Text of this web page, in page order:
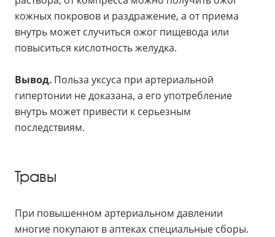
кожных покровов и раздражение, а от приема
внутрь может случиться ожог пищевода или
повыситься кислотность желудка.
Вывод. Польза уксуса при артериальной
гипертонии не доказана, а его употребление
внутрь может привести к серьезным
последствиям.
Травы
При повышенном артериальном давлении
многие покупают в аптеках специальные сборы.